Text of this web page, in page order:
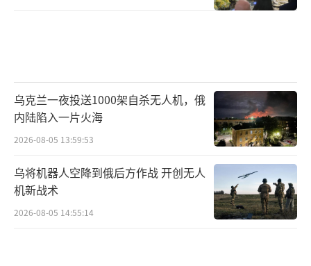
乌克兰一夜投送1000架自杀无人机，俄
内陆陷入一片火海
2026-08-05 13:59:53
乌将机器人空降到俄后方作战 开创无人
机新战术
2026-08-05 14:55:14